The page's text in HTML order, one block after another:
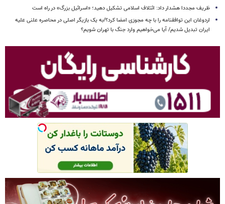
ظریف مجددا هشدار داد: ائتلاف اسلامی تشکیل دهید؛ «اسرائیل بزرگ» در راه است
اردوغان این توافقنامه را با چه مجوزی امضا کرد؟/به یک بازیگر اصلی در محاصره علنی علیه
ایران تبدیل شدیم/ آیا می‌خواهیم وارد جنگ با تهران شویم؟